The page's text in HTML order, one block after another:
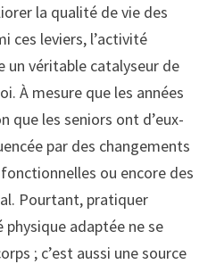
la qualité de vie des
ces leviers, l’activité
un véritable catalyseur de
À mesure que les années
que les seniors ont d’eux-
par des changements
ou encore des
Pourtant, pratiquer
adaptée ne se
; c’est aussi une source